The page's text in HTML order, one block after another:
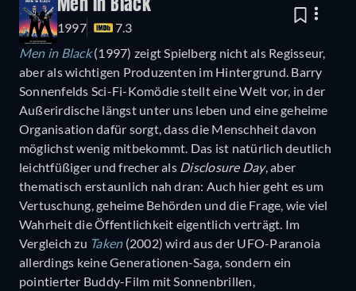
Men in Black
1997
7.3
Men in Black (1997) zeigt Spielberg nicht als Regisseur,
aber als wichtigen Produzenten im Hintergrund. Barry
Sonnenfelds Sci-Fi-Komödie stellt eine Welt vor, in der
Außerirdische längst unter uns leben und eine geheime
Organisation dafür sorgt, dass die Menschheit davon
möglichst wenig mitbekommt. Das ist natürlich deutlich
leichtfüßiger und frecher als Disclosure Day, aber
thematisch erstaunlich nah dran: Auch hier geht es um
Vertuschung, geheime Behörden und die Frage, wie viel
Wahrheit die Öffentlichkeit eigentlich verträgt. Im
Vergleich zu Taken(2002) wird aus der UFO-Paranoia
allerdings keine Generationen-Saga, sondern ein
pointierter Buddy-Film mit Sonnenbrillen,